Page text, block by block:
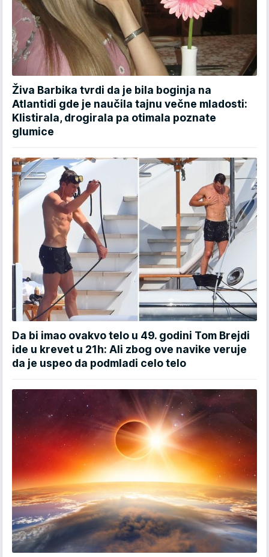
Živa Barbika tvrdi da je bila boginja na
Atlantidi gde je naučila tajnu večne mladosti:
Klistirala, drogirala pa otimala poznate
glumice
Da bi imao ovakvo telo u 49. godini Tom Brejdi
ide u krevet u 21h: Ali zbog ove navike veruje
da je uspeo da podmladi celo telo